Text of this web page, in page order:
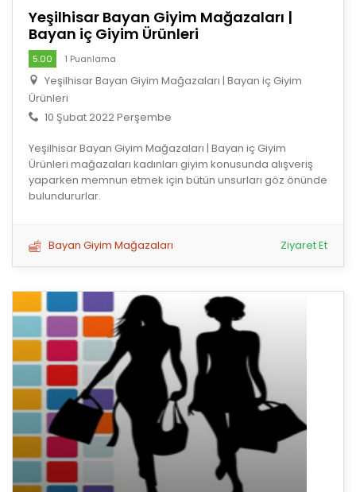
Yeşilhisar Bayan Giyim Mağazaları |
Bayan iç Giyim Ürünleri
5.00 1 Puanlama
Yeşilhisar Bayan Giyim Mağazaları | Bayan iç Giyim
Ürünleri
10 Şubat 2022 Perşembe
Yeşilhisar Bayan Giyim Mağazaları | Bayan iç Giyim
Ürünleri mağazaları kadınları giyim konusunda alışveriş
yaparken memnun etmek için bütün unsurları göz önünde
bulundururlar.
Bayan Giyim Mağazaları Ziyaret Et